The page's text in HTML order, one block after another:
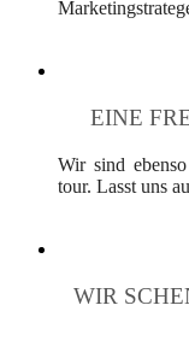
EINE
Wir sind
tour. Lasst uns
WIR